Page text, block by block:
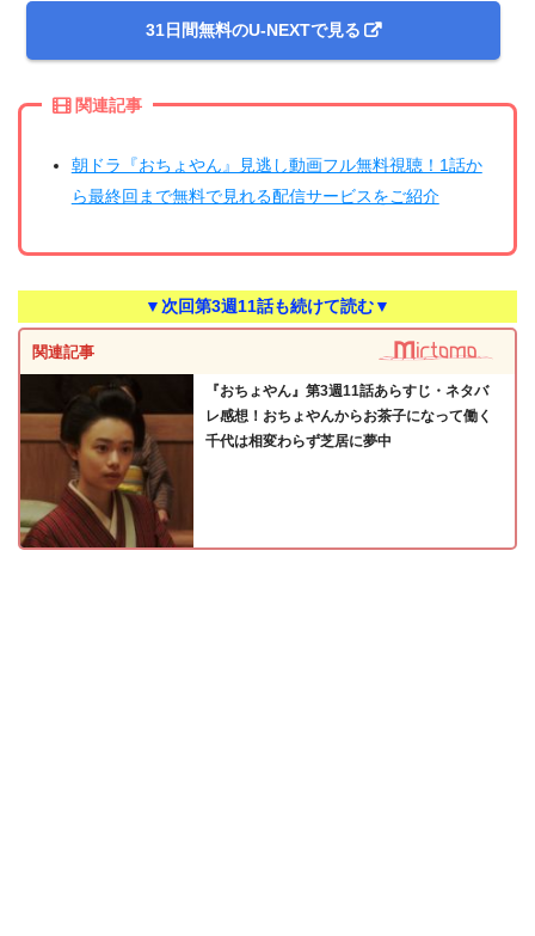
31日間無料のU-NEXTで見る
関連記事
朝ドラ『おちょやん』見逃し動画フル無料視聴！1話か
ら最終回まで無料で見れる配信サービスをご紹介
▼次回第3週11話も続けて読む▼
関連記事
『おちょやん』第3週11話あらすじ・ネタバ
レ感想！おちょやんからお茶子になって働く
千代は相変わらず芝居に夢中